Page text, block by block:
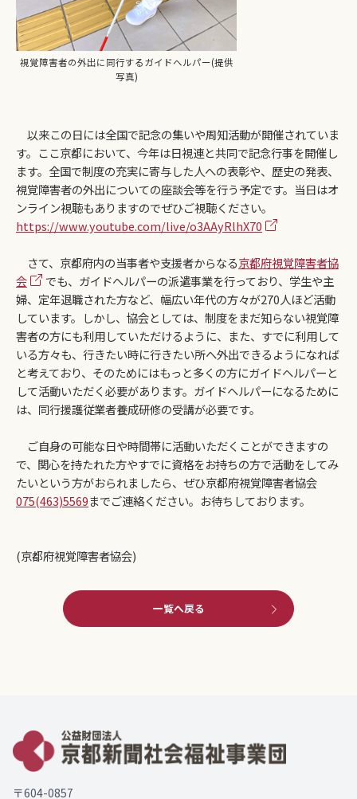
視覚障害者の外出に同行するガイドヘルパー(提供
写真)
以来この日には全国で記念の集いや周知活動が開催されていま
す。ここ京都において、今年は日視連と共同で記念行事を開催し
ます。全国で制度の充実に寄与した人への表彰や、歴史の発表、
視覚障害者の外出についての座談会等を行う予定です。当日はオ
ンライン視聴もありますのでぜひご視聴ください。
https://www.youtube.com/live/o3AAyRlhX70
さて、京都府内の当事者や支援者からなる京都府視覚障害者協
会
でも、ガイドヘルパーの派遣事業を行っており、学生や主
婦、定年退職された方など、幅広い年代の方々が270人ほど活動
しています。しかし、協会としては、制度をまだ知らない視覚障
害者の方にも利用していただけるように、また、すでに利用して
いる方々も、行きたい時に行きたい所へ外出できるようになれば
と考えており、そのためにはもっと多くの方にガイドヘルパーと
して活動いただく必要があります。ガイドヘルパーになるために
は、同行援護従業者養成研修の受講が必要です。
ご自身の可能な日や時間帯に活動いただくことができますの
で、関心を持たれた方やすでに資格をお持ちの方で活動をしてみ
たいという方がおられましたら、ぜひ京都府視覚障害者協会
075(463)5569までご連絡ください。お待ちしております。
(京都府視覚障害者協会)
一覧へ戻る
〒604-0857